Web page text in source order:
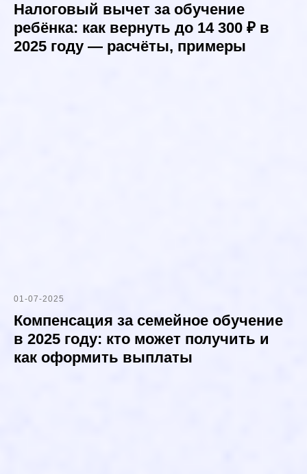
Налоговый вычет за обучение
ребёнка: как вернуть до 14 300 ₽ в
2025 году — расчёты, примеры
01-07-2025
Компенсация за семейное обучение
в 2025 году: кто может получить и
как оформить выплаты